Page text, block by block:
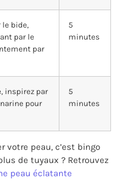
le bide,
par le
par
5
minutes
inspirez par
pour
5
minutes
votre peau, c’est bingo
de tuyaux ? Retrouvez
peau éclatante